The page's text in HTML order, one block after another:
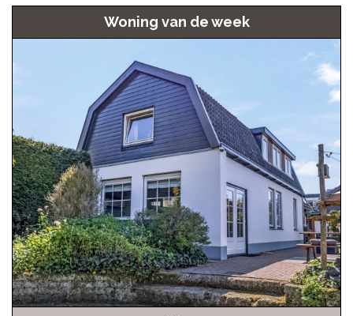
Woning van de week